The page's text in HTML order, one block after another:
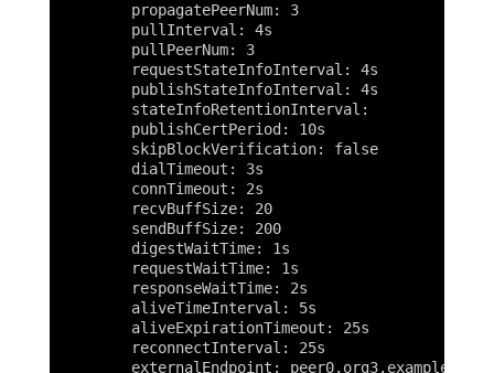
        propagatePeerNum: 3
        pullInterval: 4s
        pullPeerNum: 3
        requestStateInfoInterval: 4s
        publishStateInfoInterval: 4s
        stateInfoRetentionInterval:
        publishCertPeriod: 10s
        skipBlockVerification: false
        dialTimeout: 3s
        connTimeout: 2s
        recvBuffSize: 20
        sendBuffSize: 200
        digestWaitTime: 1s
        requestWaitTime: 1s
        responseWaitTime: 2s
        aliveTimeInterval: 5s
        aliveExpirationTimeout: 25s
        reconnectInterval: 25s
externalEndpoint: